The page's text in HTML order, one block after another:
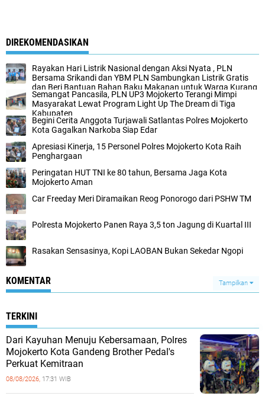
DIREKOMENDASIKAN
Rayakan Hari Listrik Nasional dengan Aksi Nyata , PLN
Bersama Srikandi dan YBM PLN Sambungkan Listrik Gratis
dan Beri Bantuan Bahan Baku Makanan untuk Warga Kurang
Mampu
Semangat Pancasila, PLN UP3 Mojokerto Terangi Mimpi
Masyarakat Lewat Program Light Up The Dream di Tiga
Kabupaten
Begini Cerita Anggota Turjawali Satlantas Polres Mojokerto
Kota Gagalkan Narkoba Siap Edar
Apresiasi Kinerja, 15 Personel Polres Mojokerto Kota Raih
Penghargaan
Peringatan HUT TNI ke 80 tahun, Bersama Jaga Kota
Mojokerto Aman
Car Freeday Meri Diramaikan Reog Ponorogo dari PSHW TM
Polresta Mojokerto Panen Raya 3,5 ton Jagung di Kuartal III
Rasakan Sensasinya, Kopi LAOBAN Bukan Sekedar Ngopi
KOMENTAR Tampilkan
TERKINI
Dari Kayuhan Menuju Kebersamaan, Polres
Mojokerto Kota Gandeng Brother Pedal's
Perkuat Kemitraan
08/08/2026, 17:31 WIB